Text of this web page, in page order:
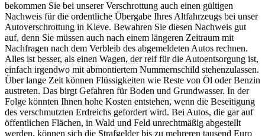
bekommen Sie bei unserer Verschrottung auch einen gültigen
Nachweis für die ordentliche Übergabe Ihres Altfahrzeugs bei unser
Autoverschrottung in Kleve. Bewahren Sie diesen Nachweis gut
auf, denn Sie müssen auch nach einem längeren Zeitraum mit
Nachfragen nach dem Verbleib des abgemeldeten Autos rechnen.
Alles ist besser, als einen Wagen, der reif für die Autoentsorgung ist,
einfach irgendwo mit abmontiertem Nummernschild stehenzulassen.
Über lange Zeit können Flüssigkeiten wie Reste von Öl oder Benzin
austreten. Das birgt Gefahren für Boden und Grundwasser. In der
Folge könnten Ihnen hohe Kosten entstehen, wenn die Beseitigung
des verschmutzten Erdreichs gefordert wird. Bei Autos, die gar auf
öffentlichen Flächen, in Wald und Feld unrechtmäßig abgestellt
werden, können sich die Strafgelder bis zu mehreren tausend Euro